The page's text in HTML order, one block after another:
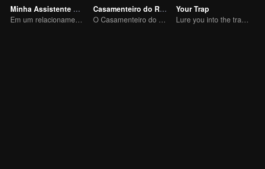
Minha Assistente Atrevida
Em um relacionamento com um ídolo
Casamenteiro do Rei Demônio
O Casamenteiro do Reino Encantado
Your Trap
Lure you into the trap with love as bait